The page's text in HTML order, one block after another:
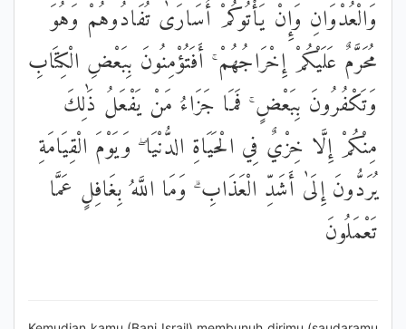
وَالْعُدْوَانِ وَإِنْ يَأْتُوكُمْ أُسَارَىٰ تُفَادُوهُمْ وَهُوَ
مُحَرَّمٌ عَلَيْكُمْ إِخْرَاجُهُمْ ۚ أَفَتُؤْمِنُونَ بِبَعْضِ الْكِتَابِ
وَتَكْفُرُونَ بِبَعْضٍ ۚ فَمَا جَزَاءُ مَنْ يَفْعَلُ ذَٰلِكَ
مِنْكُمْ إِلَّا خِزْيٌ فِي الْحَيَاةِ الدُّنْيَا ۖ وَيَوْمَ الْقِيَامَةِ
يُرَدُّونَ إِلَىٰ أَشَدِّ الْعَذَابِ ۗ وَمَا اللَّهُ بِغَافِلٍ عَمَّا
تَعْمَلُونَ